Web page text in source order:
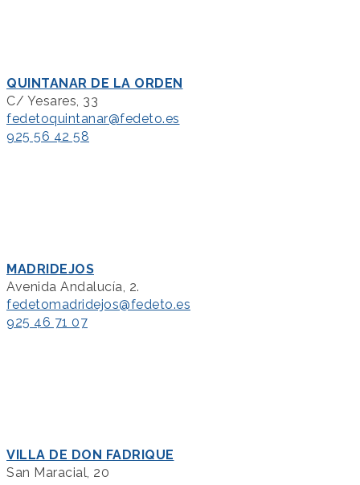
QUINTANAR DE LA ORDEN
C/ Yesares, 33
fedetoquintanar@fedeto.es
925 56 42 58
MADRIDEJOS
Avenida Andalucía, 2.
fedetomadridejos@fedeto.es
925 46 71 07
VILLA DE DON FADRIQUE
San Maracial, 20